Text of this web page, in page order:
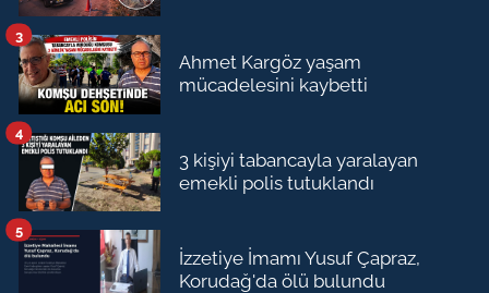
Ahmet Kargöz yaşam
mücadelesini kaybetti
3
3 kişiyi tabancayla yaralayan
emekli polis tutuklandı
4
İzzetiye İmamı Yusuf Çapraz,
Korudağ'da ölü bulundu
5